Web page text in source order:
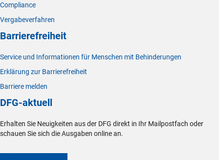
Compliance
Vergabeverfahren
Barrierefreiheit
Service und Informationen für Menschen mit Behinderungen
Erklärung zur Barrierefreiheit
Barriere melden
DFG-aktuell
Erhalten Sie Neuigkeiten aus der DFG direkt in Ihr Mailpostfach oder
schauen Sie sich die Ausgaben online an.